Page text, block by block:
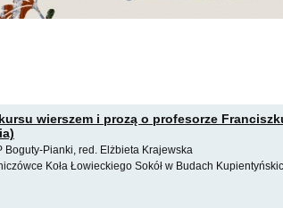
wierszem i prozą o profesorze
Boguty-Pianki, red. Elżbieta Krajewska
Koła Łowieckiego Sokół w Budach